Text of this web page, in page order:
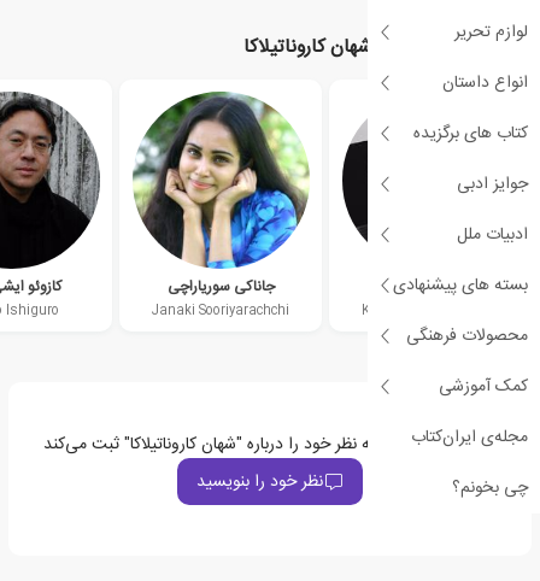
لوازم تحریر
انواع داستان
کتاب های برگزیده
جوایز ادبی
ادبیات ملل
بسته های پیشنهادی
محصولات فرهنگی
کمک آموزشی
مجله‌ی ایران‌کتاب
چی بخونم؟
نویسندگان مرتبط با شهان کاروناتیلاکا
کوماری جای واردنه
Kumari Jayawardena
جاناکی سوریاراچی
Janaki Sooriyarachchi
کازوئو
Ishiguro
اولین نفری باشید که نظر خود را درباره "شهان کاروناتیلاکا" ثبت می‌کند
نظر خود را بنویسید